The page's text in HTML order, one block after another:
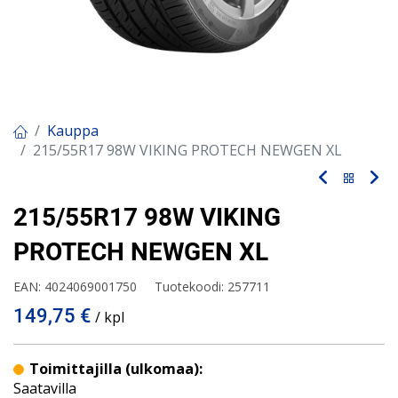
Kauppa
215/55R17 98W VIKING PROTECH NEWGEN XL
215/55R17 98W VIKING
PROTECH NEWGEN XL
EAN: 4024069001750 Tuotekoodi: 257711
149,75 € / kpl
Toimittajilla (ulkomaa):
Saatavilla